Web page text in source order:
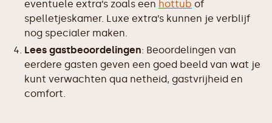
eventuele extra’s zoals een hottub of
spelletjeskamer. Luxe extra’s kunnen je verblijf
nog specialer maken.
Lees gastbeoordelingen: Beoordelingen van
eerdere gasten geven een goed beeld van wat je
kunt verwachten qua netheid, gastvrijheid en
comfort.